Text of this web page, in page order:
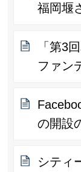
福岡堰
「第3
ファン
の開設
シティ